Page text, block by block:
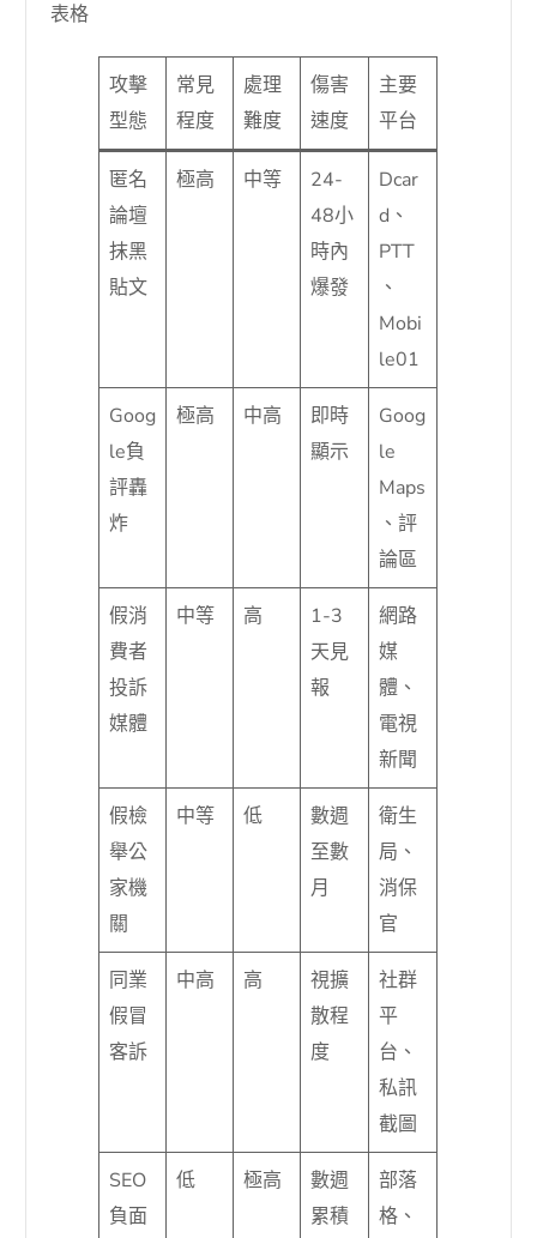
表格
攻擊
型態
常見
程度
處理
難度
傷害
速度
主要
平台
匿名
論壇
抹黑
貼文
極高 中等
24-
48小
時內
爆發
Dcar
d、
PTT
、
Mobi
le01
Goog
le負
評轟
炸
極高 中高
即時
顯示
Goog
le
Maps
、評
論區
假消
費者
投訴
媒體
中等 高
1-3
天見
報
網路
媒
體、
電視
新聞
假檢
舉公
家機
關
中等 低
數週
至數
月
衛生
局、
消保
官
同業
假冒
客訴
中高 高
視擴
散程
度
社群
平
台、
私訊
截圖
SEO
負面
低 極高
數週
累積
部落
格、